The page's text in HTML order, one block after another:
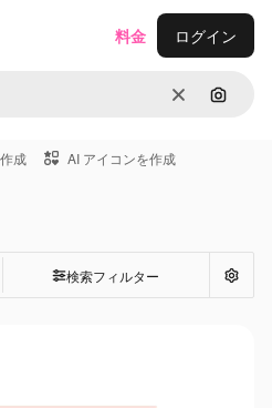
消去 画像で
料金 ログイン
成 AI アイコンを作成
検索フィルター